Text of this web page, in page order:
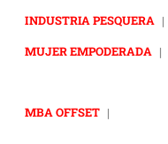
INDUSTRIA PESQUERA |
MUJER EMPODERADA |
MBA OFFSET |